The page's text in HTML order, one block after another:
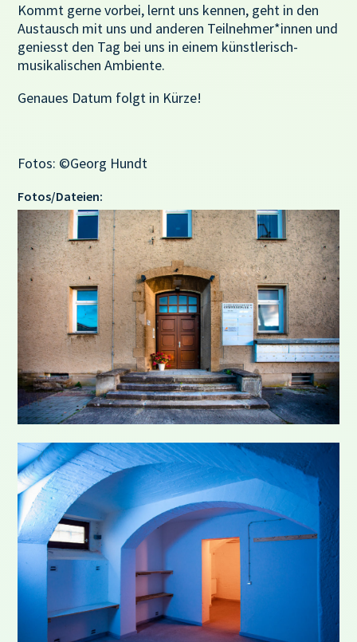
Kommt gerne vorbei, lernt uns kennen, geht in den
Austausch mit uns und anderen Teilnehmer*innen und
geniesst den Tag bei uns in einem künstlerisch-
musikalischen Ambiente.
Genaues Datum folgt in Kürze!
Fotos: ©Georg Hundt
Fotos/Dateien: